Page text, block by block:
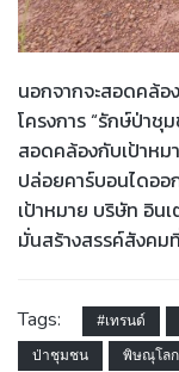
นอกจากจะสอดคล้อ
โครงการ “รักษ์ป่าชุ
สอดคล้องกับเป้าหม
ปล่อยคาร์บอนไดออ
เป้าหมาย บริษัท อิน
มั่นสร้างสรรค์สังค
Tags: #เทรนด์
ป่าชุมชน
พิษณุโลก